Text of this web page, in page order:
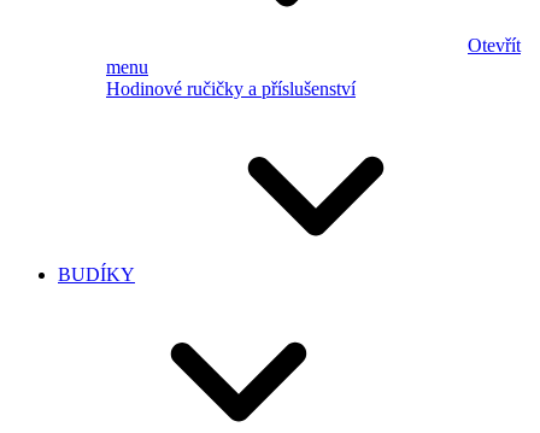
Otevřít
menu
Hodinové ručičky a příslušenství
BUDÍKY